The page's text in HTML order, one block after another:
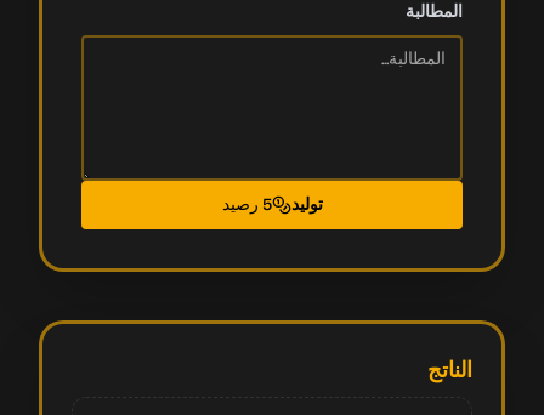
المطالبة
توليد 5 رصيد
الناتج